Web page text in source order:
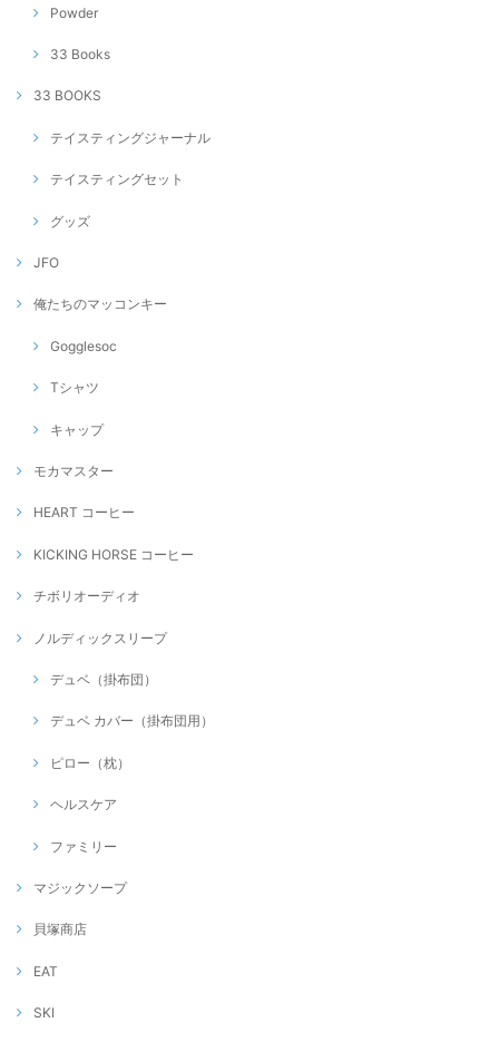
Powder
33 Books
33 BOOKS
テイスティングジャーナル
テイスティングセット
グッズ
JFO
俺たちのマッコンキー
Gogglesoc
Tシャツ
キャップ
モカマスター
HEART コーヒー
KICKING HORSE コーヒー
チボリオーディオ
ノルディックスリープ
デュベ（掛布団）
デュベ カバー（掛布団用）
ピロー（枕）
ヘルスケア
ファミリー
マジックソープ
貝塚商店
EAT
SKI